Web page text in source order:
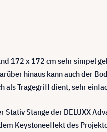
172 x 172 cm sehr simpel
hinaus kann auch der
als Tragegriff dient, sehr
Stange der DELUXX
Keystoneeffekt des